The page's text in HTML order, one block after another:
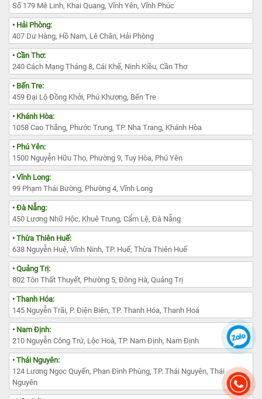
Số 179 Mê Linh, Khai Quang, Vĩnh Yên, Vĩnh Phúc
• Hải Phòng:
407 Dư Hàng, Hồ Nam, Lê Chân, Hải Phòng
• Cần Thơ:
240 Cách Mạng Tháng 8, Cái Khế, Ninh Kiều, Cần Thơ
• Bến Tre:
459 Đại Lộ Đồng Khởi, Phú Khương, Bến Tre
• Khánh Hòa:
1058 Cao Thắng, Phước Trung, TP. Nha Trang, Khánh Hòa
• Phú Yên:
1500 Nguyễn Hữu Thọ, Phường 9, Tuy Hòa, Phú Yên
• Vĩnh Long:
99 Phạm Thái Bường, Phường 4, Vĩnh Long
• Đà Nẵng:
450 Lương Nhữ Hộc, Khuê Trung, Cẩm Lệ, Đà Nẵng
• Thừa Thiên Huế:
638 Nguyễn Huệ, Vĩnh Ninh, TP. Huế, Thừa Thiên Huế
• Quảng Trị:
802 Tôn Thất Thuyết, Phường 5, Đông Hà, Quảng Trị
• Thanh Hóa:
145 Nguyễn Trãi, P. Điện Biên, TP. Thanh Hóa, Thanh Hoá
• Nam Định:
210 Nguyễn Công Trứ, Lộc Hoà, TP. Nam Định, Nam Định
• Thái Nguyên:
124 Lương Ngọc Quyến, Phan Đình Phùng, TP. Thái Nguyên, Thái
Nguyên